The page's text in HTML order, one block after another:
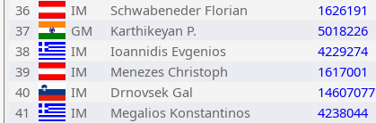
36
IM Schwabeneder Florian 1626191
37
GM Karthikeyan P. 5018226
38
IM Ioannidis Evgenios 4229274
39
IM Menezes Christoph 1617001
40
IM Drnovsek Gal 14607077
41
IM Megalios Konstantinos 4238044